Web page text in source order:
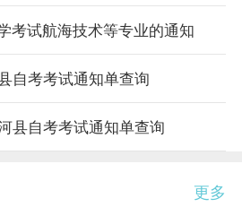
考试航海技术等专业的通知
自考考试通知单查询
县自考考试通知单查询
更多